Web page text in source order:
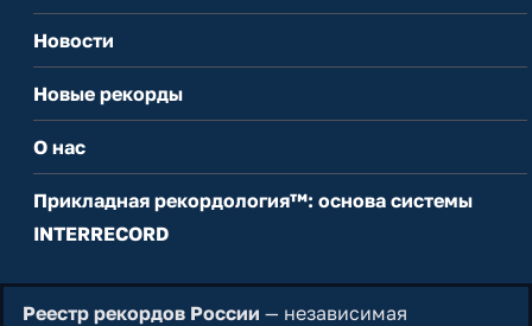
Новости
Новые рекорды
О нас
Прикладная рекордология™: основа системы
INTERRECORD
Реестр рекордов России — независимая